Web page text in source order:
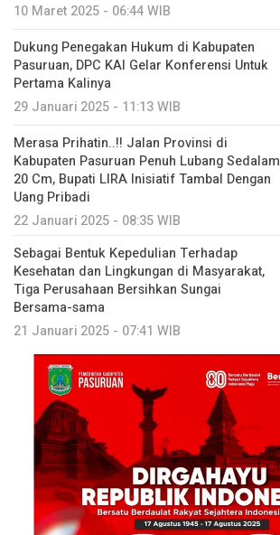
10 Maret 2025 - 06:44 WIB
Dukung Penegakan Hukum di Kabupaten
Pasuruan, DPC KAI Gelar Konferensi Untuk
Pertama Kalinya
29 Januari 2025 - 11:13 WIB
Merasa Prihatin..!! Jalan Provinsi di
Kabupaten Pasuruan Penuh Lubang Sedalam
20 Cm, Bupati LIRA Inisiatif Tambal Dengan
Uang Pribadi
22 Januari 2025 - 08:35 WIB
Sebagai Bentuk Kepedulian Terhadap
Kesehatan dan Lingkungan di Masyarakat,
Tiga Perusahaan Bersihkan Sungai
Bersama-sama
21 Januari 2025 - 07:41 WIB